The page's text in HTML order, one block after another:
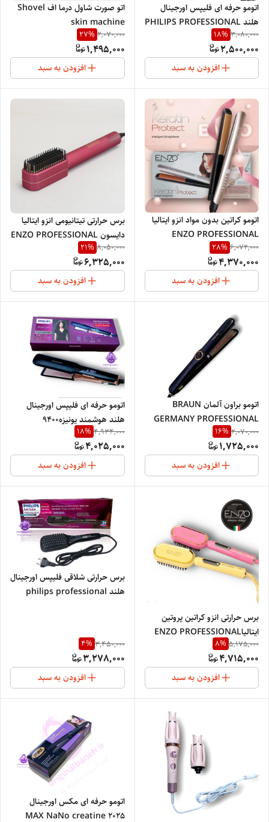
اتومو حرفه ای فلیپس اورجینال
هلند PHILIPS PROFESSIONAL
NETHERLANDS 1280
3,080,000
18%
2,500,000
افزودن به سبد
اتو صورت شاول درما اف Shovel
skin machine
2,070,000
27%
1,495,000
افزودن به سبد
اتومو کراتین بدون مواد انزو ایتالیا
ENZO PROFESSIONAL
SALON ITALY EN-3860
6,072,000
28%
4,370,000
افزودن به سبد
برس حرارتی تیتانیومی انزو ایتالیا
دایسون ENZO PROFESSIONAL
en-052
8,050,000
21%
6,325,000
افزودن به سبد
اتومو براون آلمان BRAUN
GERMANY PROFESSIONAL
2,070,000
16%
1,725,000
افزودن به سبد
اتومو حرفه ای فلیپس اورجینال
هلند هوشمند یونیزه9400
4,934,000
18%
4,025,000
افزودن به سبد
برس حرارتی انزو کراتین پروتین
ایتالیاENZO PROFESSIONAL
STRAIGHT HAIR4102
5,175,000
8%
4,715,000
افزودن به سبد
برس حرارتی شلاقی فلیپس اورجینال
هلند philips professional
3,450,000
4%
3,278,000
افزودن به سبد
اتومو حرفه ای مکس اورجینال
MAX NaNo creatine 2025